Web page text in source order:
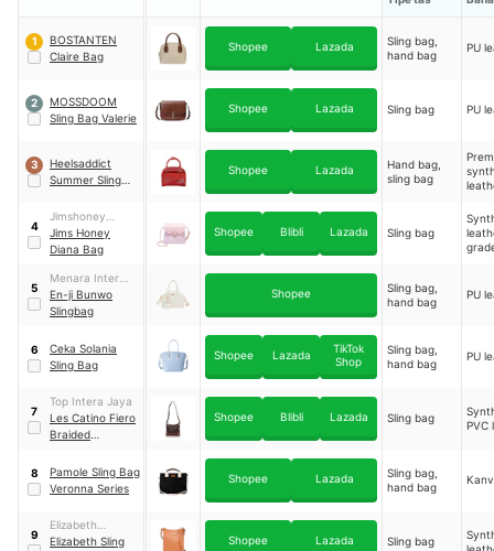
1
BOSTANTEN
Claire Bag
Shopee Lazada
Sling bag,
hand bag
PU
2
MOSSDOOM
Sling Bag Valerie
Shopee Lazada Sling bag PU
3
Heelsaddict
Summer Sling
Shopee Lazada
Hand bag,
sling bag
4
Jimshoney
Indonesia
Pratama
Jims Honey
Diana Bag
Shopee Blibli Lazada Sling bag
5
Menara Inter
Mode
En-ji Bunwo
Slingbag
Shopee
Sling bag,
hand bag
PU
6
Ceka Solania
Sling Bag
Shopee Lazada
TikTok
Shop
Sling bag,
hand bag
PU
7
Top Intera Jaya
Les Catino Fiero
Braided
Shopee Blibli Lazada Sling bag
PVC
8
Pamole Sling Bag
Veronna Series
Shopee Lazada
Sling bag,
hand bag
9
Elizabeth
Hanjaya
Elizabeth Sling
Shopee Lazada Sling bag